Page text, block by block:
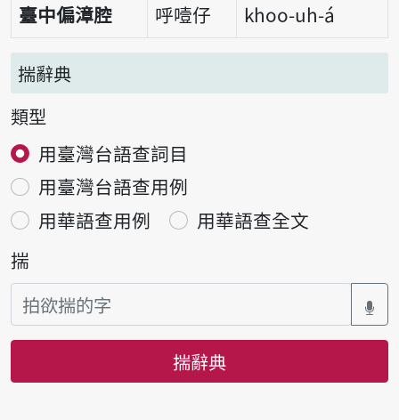
臺中偏漳腔
呼噎仔 khoo-uh-á
揣辭典
類型
用臺灣台語查詞目
用臺灣台語查用例
用華語查用例
用華語查全文
揣
揣辭典